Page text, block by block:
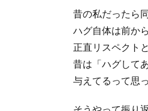
昔の私だったら
ハグ自体は前か
正直リスペクト
昔は「ハグして
与えてるって思
そうやって振り